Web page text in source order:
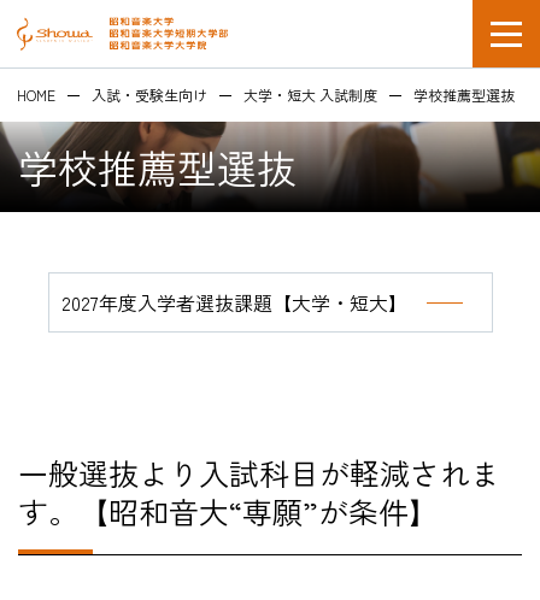
企業採用担当の方
HOME 入試・受験生向け 大学・短大 入試制度 学校推薦型選抜
学校推薦型選抜
2027年度入学者選抜課題【大学・短大】
一般選抜より入試科目が軽減されま
す。【昭和音大“専願”が条件】